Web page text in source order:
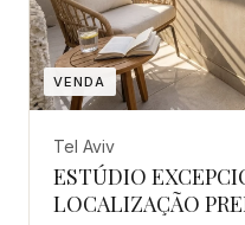
VENDA
Tel Aviv
ESTÚDIO
LOCALIZAÇÃO